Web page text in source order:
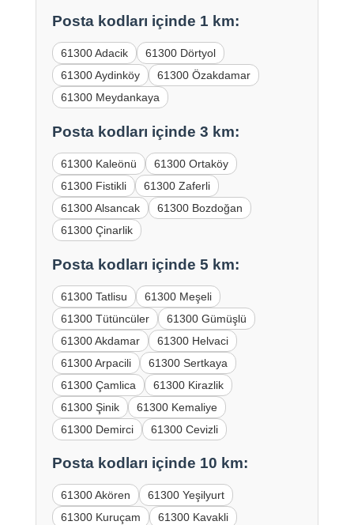
Posta kodları içinde 1 km:
61300 Adacik
61300 Dörtyol
61300 Aydinköy
61300 Özakdamar
61300 Meydankaya
Posta kodları içinde 3 km:
61300 Kaleönü
61300 Ortaköy
61300 Fistikli
61300 Zaferli
61300 Alsancak
61300 Bozdoğan
61300 Çinarlik
Posta kodları içinde 5 km:
61300 Tatlisu
61300 Meşeli
61300 Tütüncüler
61300 Gümüşlü
61300 Akdamar
61300 Helvaci
61300 Arpacili
61300 Sertkaya
61300 Çamlica
61300 Kirazlik
61300 Şinik
61300 Kemaliye
61300 Demirci
61300 Cevizli
Posta kodları içinde 10 km:
61300 Akören
61300 Yeşilyurt
61300 Kuruçam
61300 Kavakli